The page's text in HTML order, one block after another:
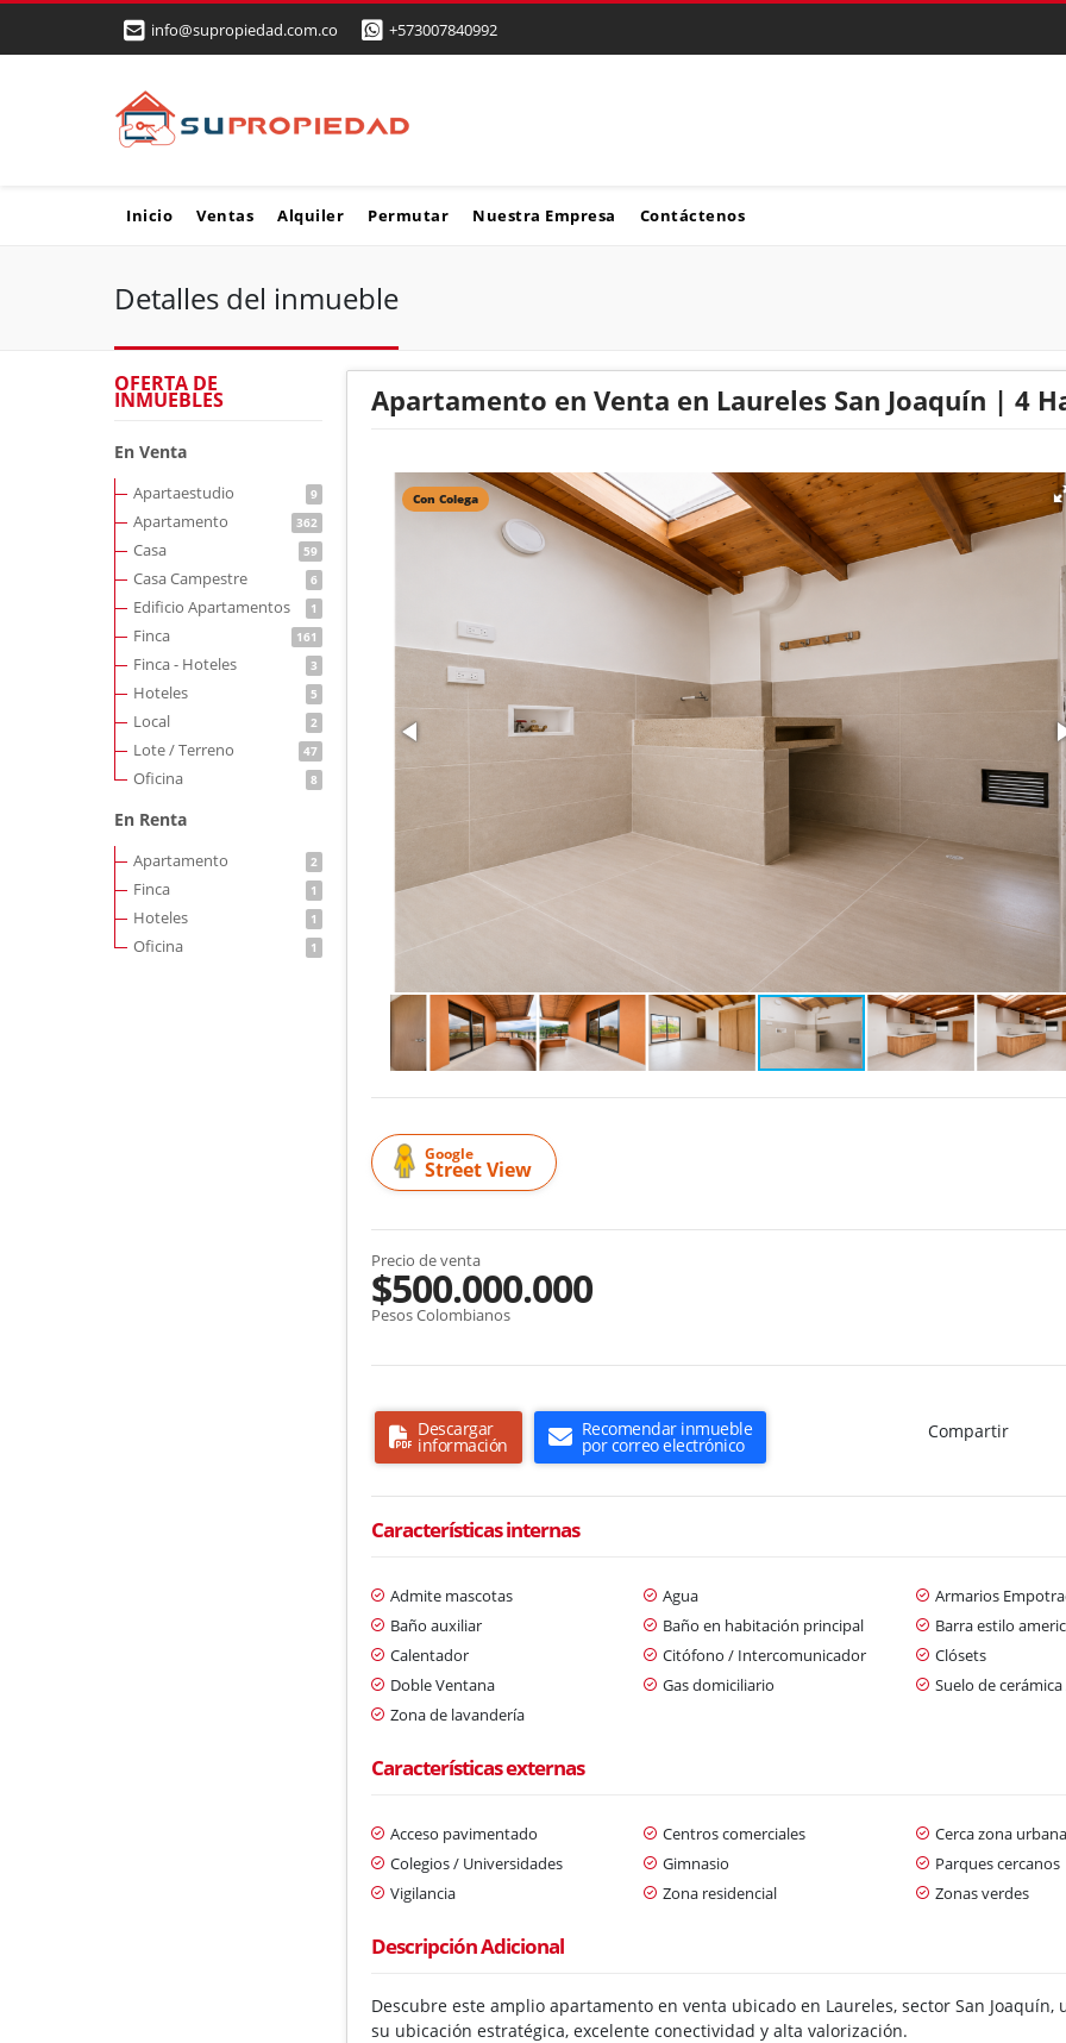
info@supropiedad.com.co +573007840992
Inicio Ventas Alquiler Permutar Nuestra Empresa Contáctenos
Detalles del inmueble
OFERTA DE
INMUEBLES
En Venta
Apartaestudio 9
Apartamento 362
Casa 59
Casa Campestre 6
Edificio Apartamentos 1
Finca 161
Finca - Hoteles 3
Hoteles 5
Local 2
Lote / Terreno 47
Oficina 8
En Renta
Apartamento 2
Finca 1
Hoteles 1
Oficina 1
Apartamento en Venta en Laureles San Joaquín | 4
Con Colega
Google
Street View
Precio de venta
$500.000.000
Pesos Colombianos
Descargar
información
Recomendar inmueble
por correo electrónico
Compartir
Características internas
Admite mascotas Agua Armarios
Baño auxiliar
Baño en habitación principal Barra estilo
Calentador
Citófono / Intercomunicador Clósets
Doble Ventana
Gas domiciliario Suelo de
Zona de lavandería
Características externas
Acceso pavimentado Centros comerciales Cerca zona urbana
Colegios / Universidades
Gimnasio Parques cercanos
Vigilancia
Zona residencial Zonas verdes
Descripción Adicional
Descubre este amplio apartamento en venta ubicado en Laureles, sector San
su ubicación estratégica, excelente conectividad y alta valorización.